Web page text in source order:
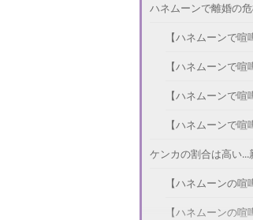
ハネムーンで離婚の
【ハネムーンで
【ハネムーンで
【ハネムーンで
【ハネムーンで
ケンカの割合は高い
【ハネムーンの
【ハネムーンの